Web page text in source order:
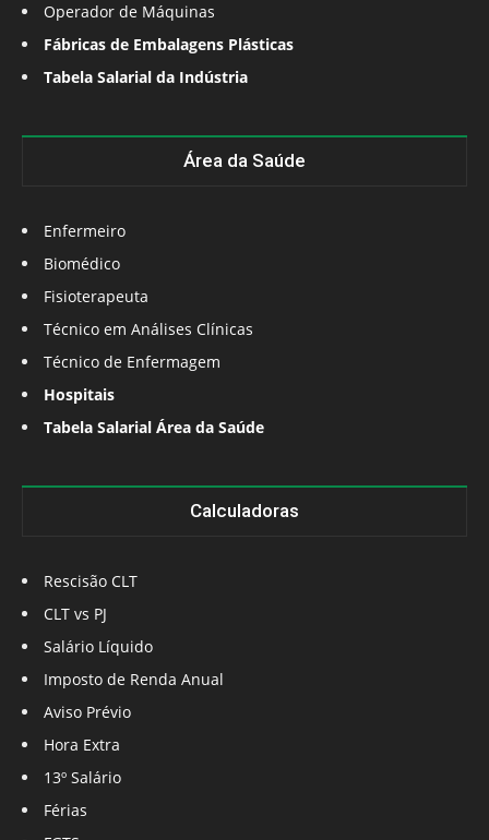
Operador de Máquinas
Fábricas de Embalagens Plásticas
Tabela Salarial da Indústria
Área da Saúde
Enfermeiro
Biomédico
Fisioterapeuta
Técnico em Análises Clínicas
Técnico de Enfermagem
Hospitais
Tabela Salarial Área da Saúde
Calculadoras
Rescisão CLT
CLT vs PJ
Salário Líquido
Imposto de Renda Anual
Aviso Prévio
Hora Extra
13º Salário
Férias